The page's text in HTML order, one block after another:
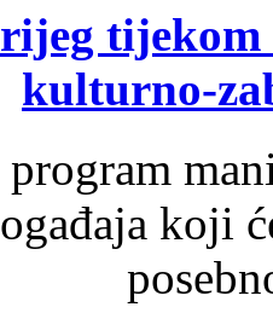
tijekom
kulturno-
koji